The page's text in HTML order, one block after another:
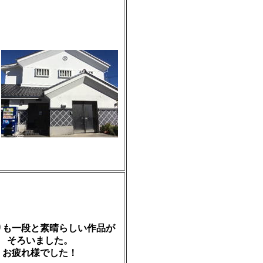
一段と素晴らしい作品が
そろいました。
お疲れ様でした！